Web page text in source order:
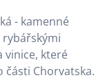
- kamenné
rybářskými
vinice, které
Chorvatska.